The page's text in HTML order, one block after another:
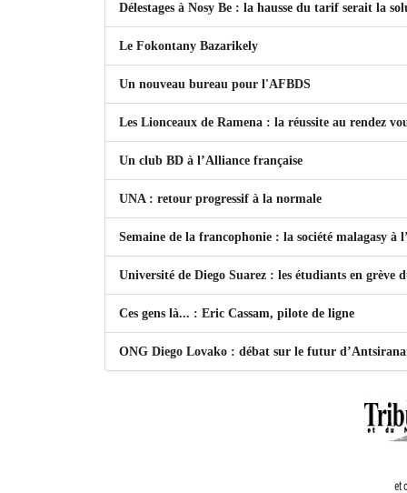
Délestages à Nosy Be : la hausse du tarif serait la
Le Fokontany Bazarikely
Un nouveau bureau pour l'AFBDS
Les Lionceaux de Ramena : la réussite au rendez
Un club BD à l’Alliance française
UNA : retour progressif à la normale
Semaine de la francophonie : la société malagasy à
Université de Diego Suarez : les étudiants en grève
Ces gens là... : Eric Cassam, pilote de ligne
ONG Diego Lovako : débat sur le futur
et